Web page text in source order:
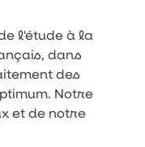
l'étude à la
dans
des
Notre
et de notre